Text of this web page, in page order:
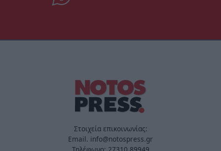
Στοιχεία επικοινωνίας:
Email. info@notospress.gr